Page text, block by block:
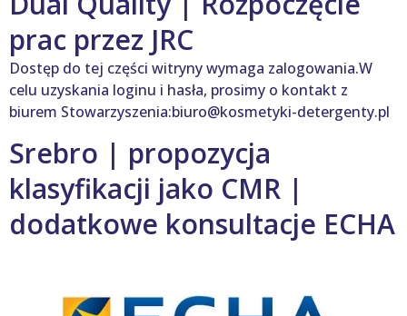
prac przez JRC
Dostęp do tej części witryny wymaga zalogowania.W
celu uzyskania loginu i hasła, prosimy o kontakt z
biurem Stowarzyszenia:biuro@kosmetyki-detergenty.pl
Srebro | propozycja
klasyfikacji jako CMR |
dodatkowe konsultacje ECHA